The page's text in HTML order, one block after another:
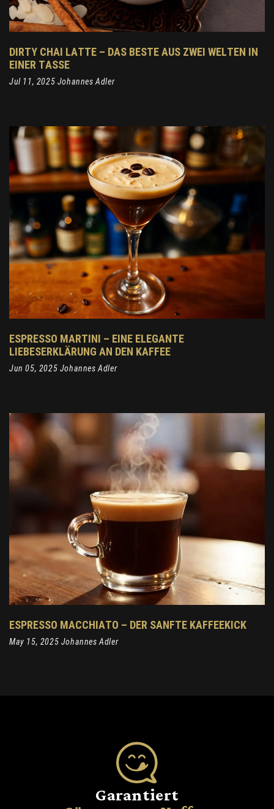
DIRTY CHAI LATTE – DAS BESTE AUS ZWEI WELTEN IN
EINER TASSE
Jul 11, 2025 Johannes Adler
ESPRESSO MARTINI – EINE ELEGANTE
LIEBESERKLÄRUNG AN DEN KAFFEE
Jun 05, 2025 Johannes Adler
ESPRESSO MACCHIATO – DER SANFTE KAFFEEKICK
May 15, 2025 Johannes Adler
Garantiert